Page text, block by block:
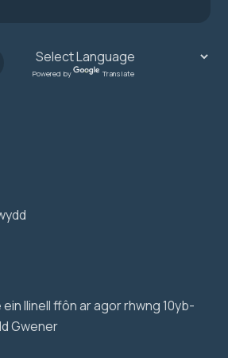
llinell ffôn ar agor rhwng 10yb-
Gwener
Powered by Translate